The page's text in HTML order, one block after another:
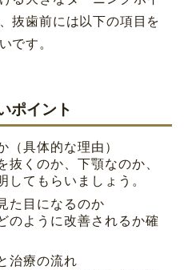
抜歯前には以下の項目を
です。
ポイント
（具体的な理由）
くのか、下顎なのか、
してもらいましょう。
た目になるのか
のように改善されるか確
治療の流れ